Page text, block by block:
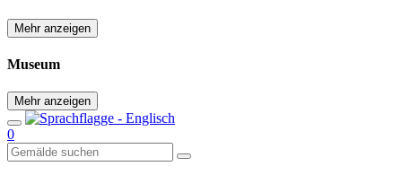
Mehr anzeigen
Museum
Mehr anzeigen
0